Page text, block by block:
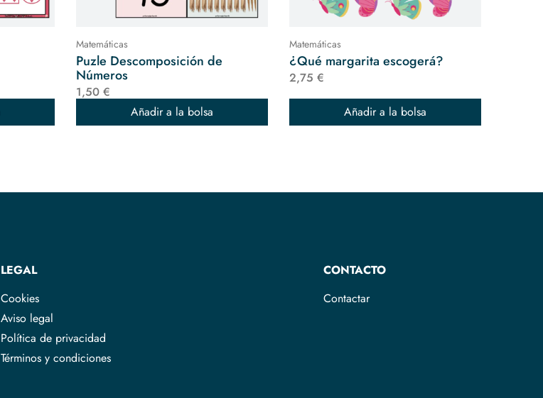
Matemáticas
Puzle Descomposición de
Números
1,50 €
Añadir a la bolsa
Matemáticas
¿Qué margarita escogerá?
2,75 €
Añadir a la bolsa
LEGAL
Cookies
Aviso legal
Política de privacidad
Términos y condiciones
CONTACTO
Contactar